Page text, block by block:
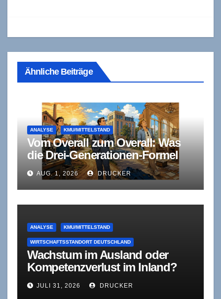
Ähnliche Beiträge
ANALYSE KMU/MITTELSTAND
Vom Overall zum Overall: Was
die Drei-Generationen-Formel
wirklich erklärt – und was nicht
AUG. 1, 2026 DRUCKER
ANALYSE KMU/MITTELSTAND
WIRTSCHAFTSSTANDORT DEUTSCHLAND
Wachstum im Ausland oder
Kompetenzverlust im Inland?
Was die Mittelstandsdebatte
übersieht
JULI 31, 2026 DRUCKER